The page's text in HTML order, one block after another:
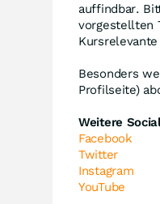
auffindbar.
vorgestellten
Besonders
Profilseite)
Weitere
Facebook
Twitter
Instagram
YouTube